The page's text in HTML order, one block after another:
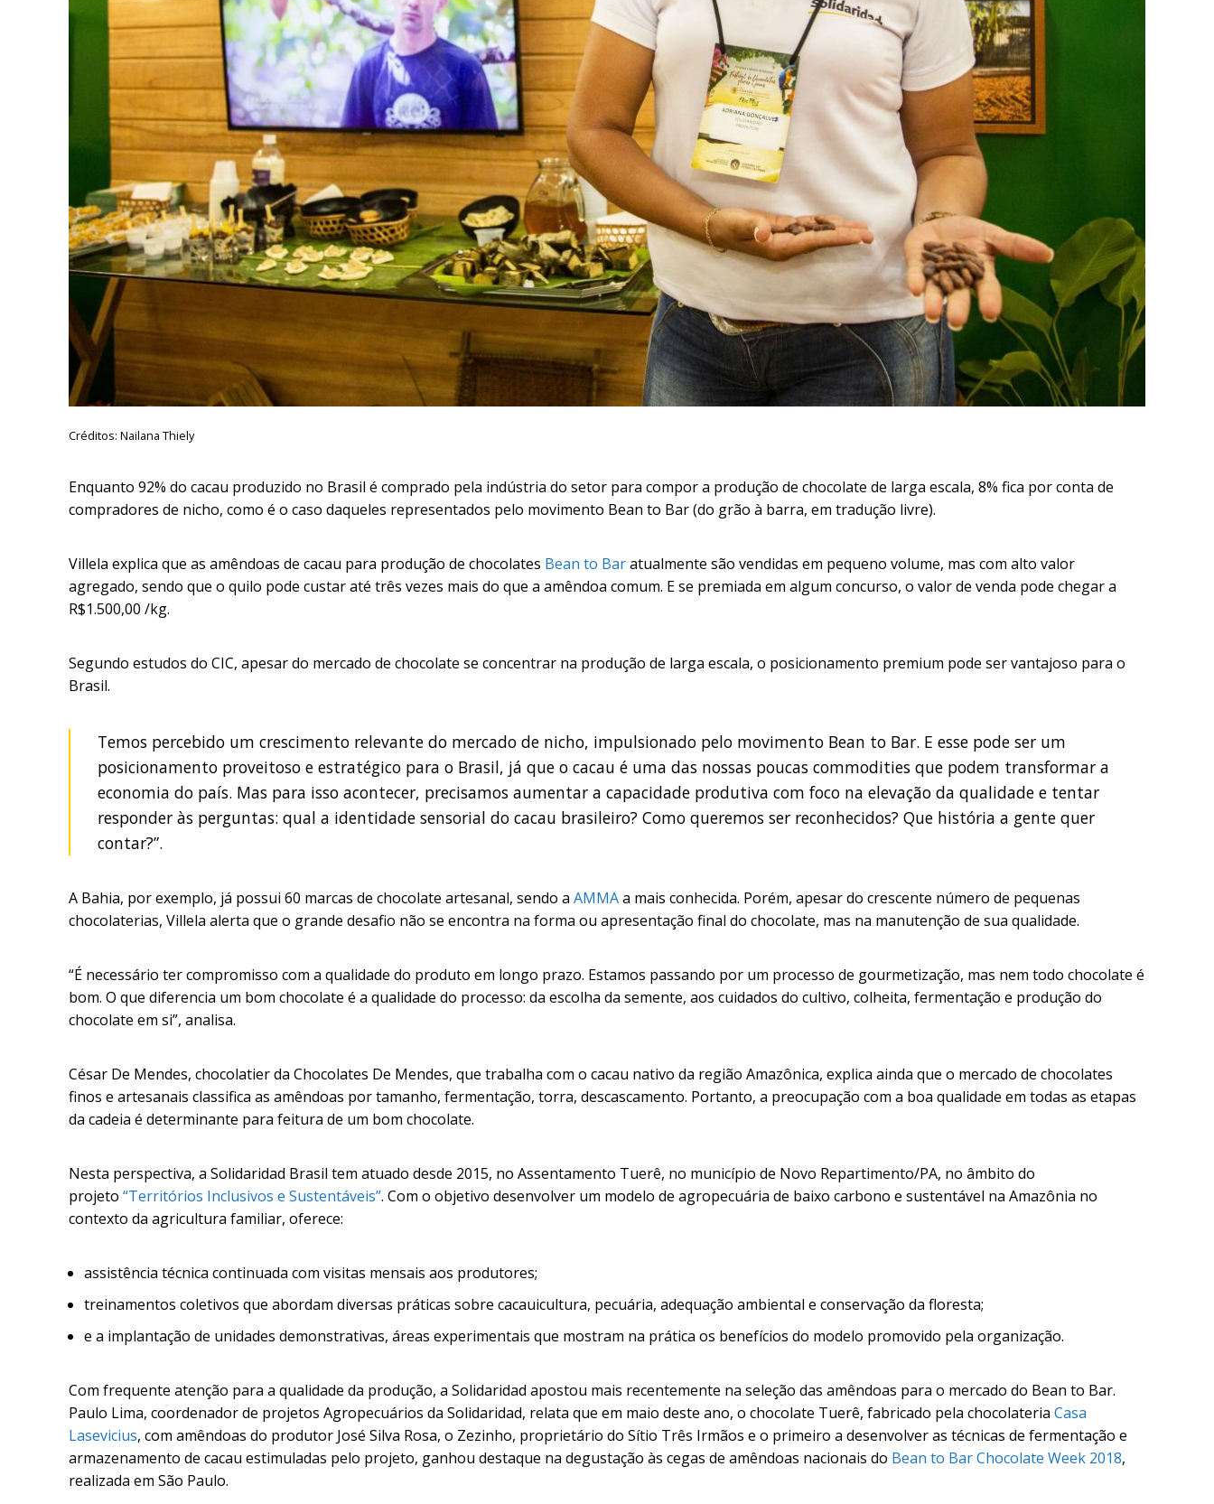
Créditos: Nailana Thiely
Enquanto 92% do cacau produzido no Brasil é comprado pela indústria do setor para compor a produção de chocolate de larga escala, 8% fica por conta de
compradores de nicho, como é o caso daqueles representados pelo movimento Bean to Bar (do grão à barra, em tradução livre).
Villela explica que as amêndoas de cacau para produção de chocolates Bean to Baratualmente são vendidas em pequeno volume, mas com alto valor
agregado, sendo que o quilo pode custar até três vezes mais do que a amêndoa comum. E se premiada em algum concurso, o valor de venda pode chegar a
R$1.500,00 /kg.
Segundo estudos do CIC, apesar do mercado de chocolate se concentrar na produção de larga escala, o posicionamento premium pode ser vantajoso para o
Brasil.
Temos percebido um crescimento relevante do mercado de nicho, impulsionado pelo movimento Bean to Bar. E esse pode ser um
posicionamento proveitoso e estratégico para o Brasil, já que o cacau é uma das nossas poucas commodities que podem transformar a
economia do país. Mas para isso acontecer, precisamos aumentar a capacidade produtiva com foco na elevação da qualidade e tentar
responder às perguntas: qual a identidade sensorial do cacau brasileiro? Como queremos ser reconhecidos? Que história a gente quer
contar?”.
A Bahia, por exemplo, já possui 60 marcas de chocolate artesanal, sendo a AMMAa mais conhecida. Porém, apesar do crescente número de pequenas
chocolaterias, Villela alerta que o grande desafio não se encontra na forma ou apresentação final do chocolate, mas na manutenção de sua qualidade.
“É necessário ter compromisso com a qualidade do produto em longo prazo. Estamos passando por um processo de gourmetização, mas nem todo chocolate é
bom. O que diferencia um bom chocolate é a qualidade do processo: da escolha da semente, aos cuidados do cultivo, colheita, fermentação e produção do
chocolate em si”, analisa.
César De Mendes, chocolatier da Chocolates De Mendes, que trabalha com o cacau nativo da região Amazônica, explica ainda que o mercado de chocolates
finos e artesanais classifica as amêndoas por tamanho, fermentação, torra, descascamento. Portanto, a preocupação com a boa qualidade em todas as etapas
da cadeia é determinante para feitura de um bom chocolate.
Nesta perspectiva, a Solidaridad Brasil tem atuado desde 2015, no Assentamento Tuerê, no município de Novo Repartimento/PA, no âmbito do
projeto “Territórios Inclusivos e Sustentáveis”. Com o objetivo desenvolver um modelo de agropecuária de baixo carbono e sustentável na Amazônia no
contexto da agricultura familiar, oferece:
assistência técnica continuada com visitas mensais aos produtores;
treinamentos coletivos que abordam diversas práticas sobre cacauicultura, pecuária, adequação ambiental e conservação da floresta;
e a implantação de unidades demonstrativas, áreas experimentais que mostram na prática os benefícios do modelo promovido pela organização.
Com frequente atenção para a qualidade da produção, a Solidaridad apostou mais recentemente na seleção das amêndoas para o mercado do Bean to Bar.
Paulo Lima, coordenador de projetos Agropecuários da Solidaridad, relata que em maio deste ano, o chocolate Tuerê, fabricado pela chocolateria Casa
Lasevicius, com amêndoas do produtor José Silva Rosa, o Zezinho, proprietário do Sítio Três Irmãos e o primeiro a desenvolver as técnicas de fermentação e
armazenamento de cacau estimuladas pelo projeto, ganhou destaque na degustação às cegas de amêndoas nacionais do Bean to Bar Chocolate Week 2018,
realizada em São Paulo.